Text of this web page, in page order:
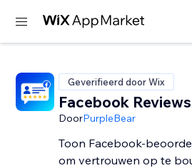
Geverifieerd door Wix
Facebook Reviews
DoorPurpleBear
Toon Facebook-
om vertrouwen op te